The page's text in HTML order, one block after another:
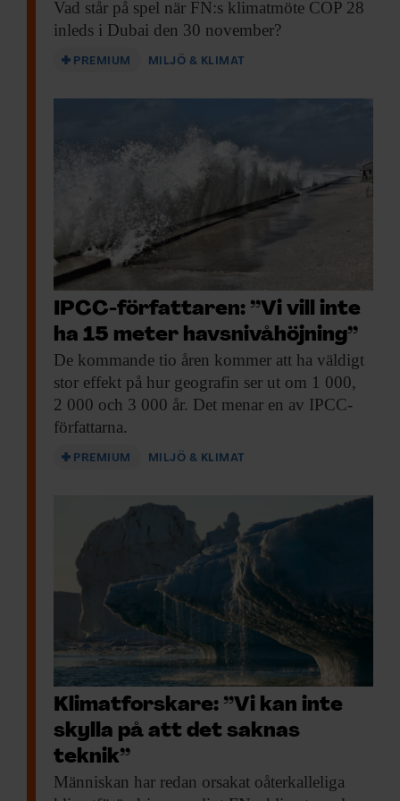
som anges i modellerna.
– Klimatmodellerna underskattar
Vi tror att uppvärmningen av Arktis
kommer att gå snabbare än beräknat, säger
Céline Heuzé.
En förklaring till att klimatmodellerna slår
fel är att modellerna inte matats med
tillräckliga data från Arktis. Den data som
finns kommer huvudsakligen från augusti.
Detta eftersom det finns förhållandevis lite
havsis just då, och det är den minst farliga
tiden för forskningsfartyg att arbeta i
området.
– Från Arktis finns det bara 700 mätningar
hela vägen ner till havsbotten sedan den
hundra år sedan. I Norra Atlanten finns det
40 000 sådana mätningar. Vi behöver
prioritera forskningen i Arktis, säger Céline
Heuzé.
Hon efterlyser särskilt data som länkar
atmosfären med havsbotten.
Arktis extra
komplicerat
Vad står på spel när FN:s klimatmöte COP 28
inleds i Dubai den 30 november?
PREMIUM MILJÖ & KLIMAT
IPCC-författaren: ”Vi vill inte
ha 15 meter havsnivåhöjning”
De kommande tio åren kommer att ha väldigt
stor effekt på hur geografin ser ut om 1 000,
2 000 och 3 000 år. Det menar en av IPCC-
författarna.
PREMIUM MILJÖ & KLIMAT
Klimatforskare: ”Vi kan inte
skylla på att det saknas
teknik”
Människan har redan orsakat oåterkalleliga